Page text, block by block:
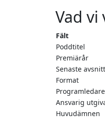
Vad vi
Fält
Poddtitel
Premiärår
Senaste avsnitt
Format
Programledare
Ansvarig
Huvudämnen